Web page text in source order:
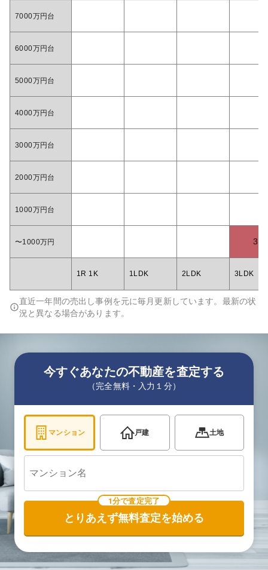
7000万円台
6000万円台
5000万円台
4000万円台
3000万円台
2000万円台
1000万円台
〜1000万円 3
1R 1K 1LDK 2LDK 3LDK
直近一年間の売出し事例を元に毎月更新しています。最新の状
況と異なる場合があります。
今すぐあなたの不動産を査定する
（完全無料・入力１分）
マンション 戸建 土地
1分で査定完了
とりあえず無料査定を始める